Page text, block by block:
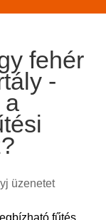
fehér
-
a
üzenetet
fűtés